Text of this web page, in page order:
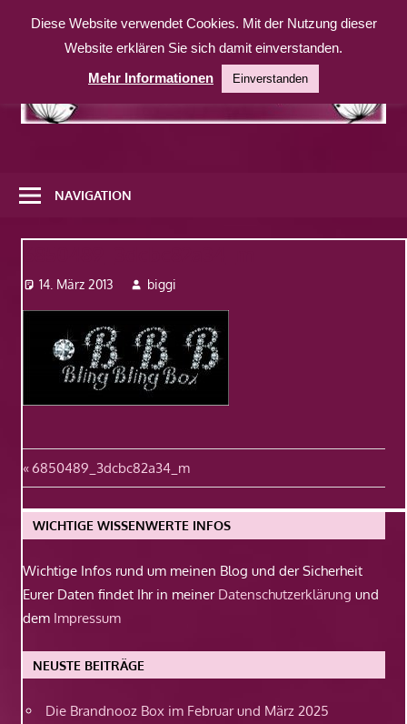
Inhalt
weitere
Website
NAVIGATION
14. März 2013 biggi
Beitragsnavigation
Vorheriger
Beitrag:
6850489_3dcbc82a34_m
WICHTIGE WISSENWERTE INFOS
Wichtige Infos rund um meinen Blog und der Sicherheit
Eurer Daten findet Ihr in meiner Datenschutzerklärung und
dem Impressum
NEUSTE BEITRÄGE
Die Brandnooz Box im Februar und März 2025
Diese Website verwendet Cookies. Mit der Nutzung dieser
Website erklären Sie sich damit einverstanden.
Mehr Informationen
Einverstanden